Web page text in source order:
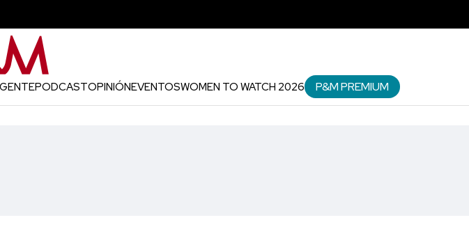
PODCASTOPINIÓNEVENTOSWOMEN TO WATCH 2026 P&M PREMIUM